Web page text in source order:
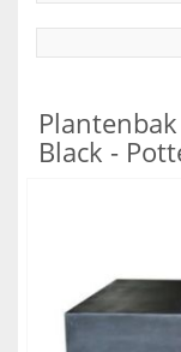
Plantenbak
Black -